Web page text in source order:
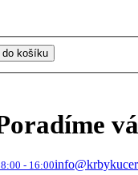
košíku
8:00 - 16:00